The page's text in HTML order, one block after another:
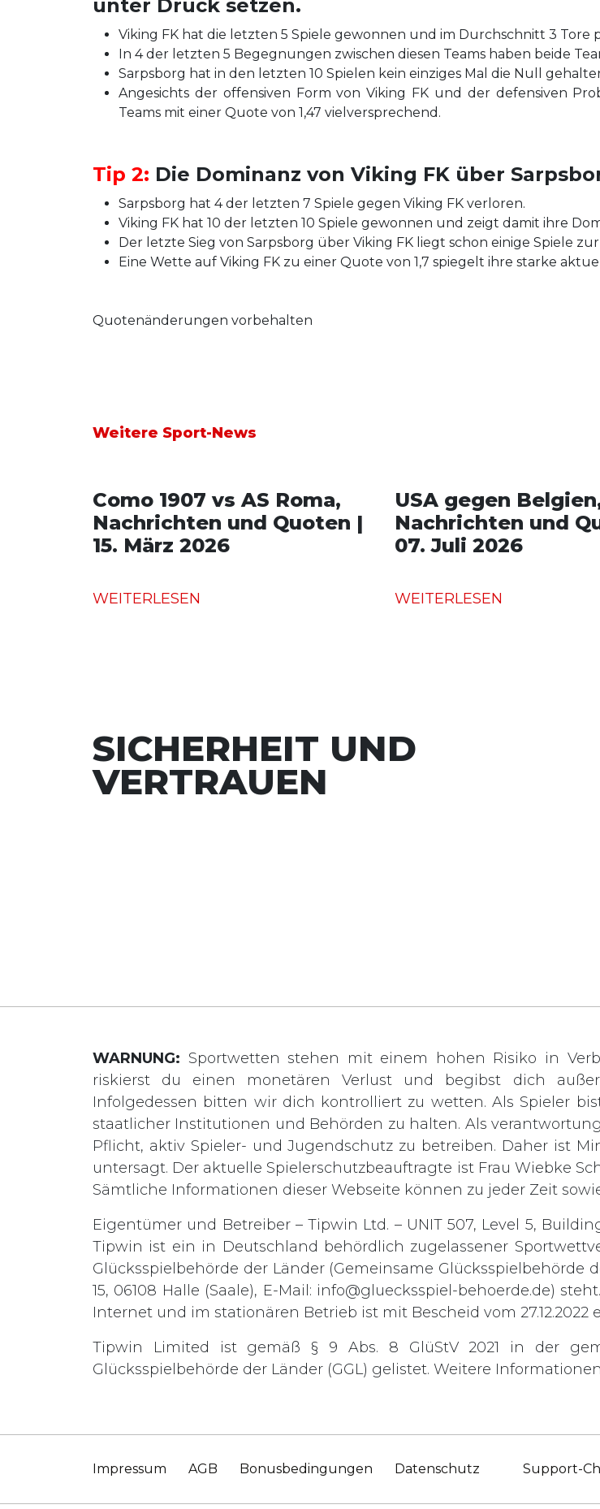
unter Druck setzen.
Viking FK hat die letzten 5 Spiele gewonnen und im Durchschnitt 3 Tore
In 4 der letzten 5 Begegnungen zwischen diesen Teams haben beide
Sarpsborg hat in den letzten 10 Spielen kein einziges Mal die Null
Angesichts der offensiven Form von Viking FK und der defensiven
Teams mit einer Quote von 1,47 vielversprechend.
Tip 2: Die Dominanz von Viking FK über
Sarpsborg hat 4 der letzten 7 Spiele gegen Viking FK verloren.
Viking FK hat 10 der letzten 10 Spiele gewonnen und zeigt damit ihre
Der letzte Sieg von Sarpsborg über Viking FK liegt schon einige Spiele
Eine Wette auf Viking FK zu einer Quote von 1,7 spiegelt ihre starke
Quotenänderungen vorbehalten
Weitere Sport-News
Como 1907 vs AS Roma,
Nachrichten und Quoten |
15. März 2026
WEITERLESEN
USA gegen
Nachrichten und
07. Juli 2026
WEITERLESEN
SICHERHEIT UND
VERTRAUEN
WARNUNG: Sportwetten stehen mit einem hohen Risiko in
riskierst du einen monetären Verlust und begibst dich
Infolgedessen bitten wir dich kontrolliert zu wetten. Als Spieler
staatlicher Institutionen und Behörden zu halten. Als
Pflicht, aktiv Spieler- und Jugendschutz zu betreiben. Daher ist
untersagt. Der aktuelle Spielerschutzbeauftragte ist Frau Wiebke
Sämtliche Informationen dieser Webseite können zu jeder Zeit
Eigentümer und Betreiber – Tipwin Ltd. – UNIT 507, Level 5,
Tipwin ist ein in Deutschland behördlich zugelassener
Glücksspielbehörde der Länder (Gemeinsame
15, 06108 Halle (Saale), E-Mail: info@gluecksspiel-behoerde.de)
Internet und im stationären Betrieb ist mit Bescheid vom 27.12.2022
Tipwin Limited ist gemäß § 9 Abs. 8 GlüStV 2021 in der
Glücksspielbehörde der Länder (GGL) gelistet. Weitere
Impressum AGB Bonusbedingungen Datenschutz Support-